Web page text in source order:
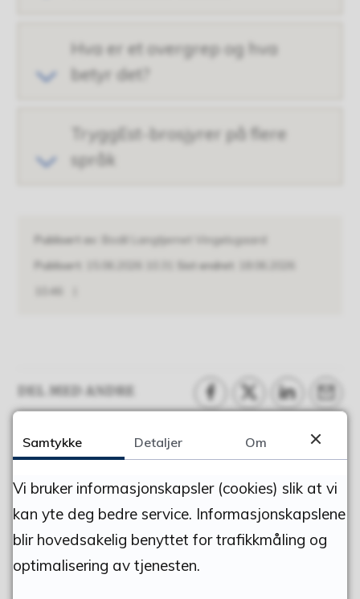
Hva er et overgrep og hva
betyr det?
TryggEst-brosjyrer på flere
språk
Publisert av
Bodil Langtjernet Vingelsgaard
Publisert
Sist endret
10.46
DEL MED ANDRE
Del påTips
Fant du det du lette etter?
Ja Nei
Samtykke Detaljer Om
Vi bruker informasjonskapsler (cookies) slik at vi
kan yte deg bedre service. Informasjonskapslene
blir hovedsakelig benyttet for trafikkmåling og
optimalisering av tjenesten.